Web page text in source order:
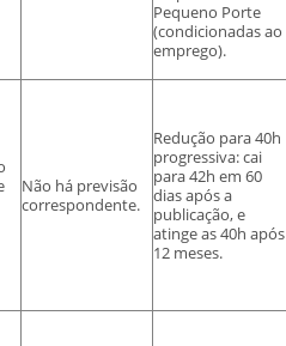
Pequeno Porte
(condicionadas ao
emprego).
Não há previsão
correspondente.
Redução para 40h
progressiva: cai
para 42h em 60
dias após a
publicação, e
atinge as 40h após
12 meses.